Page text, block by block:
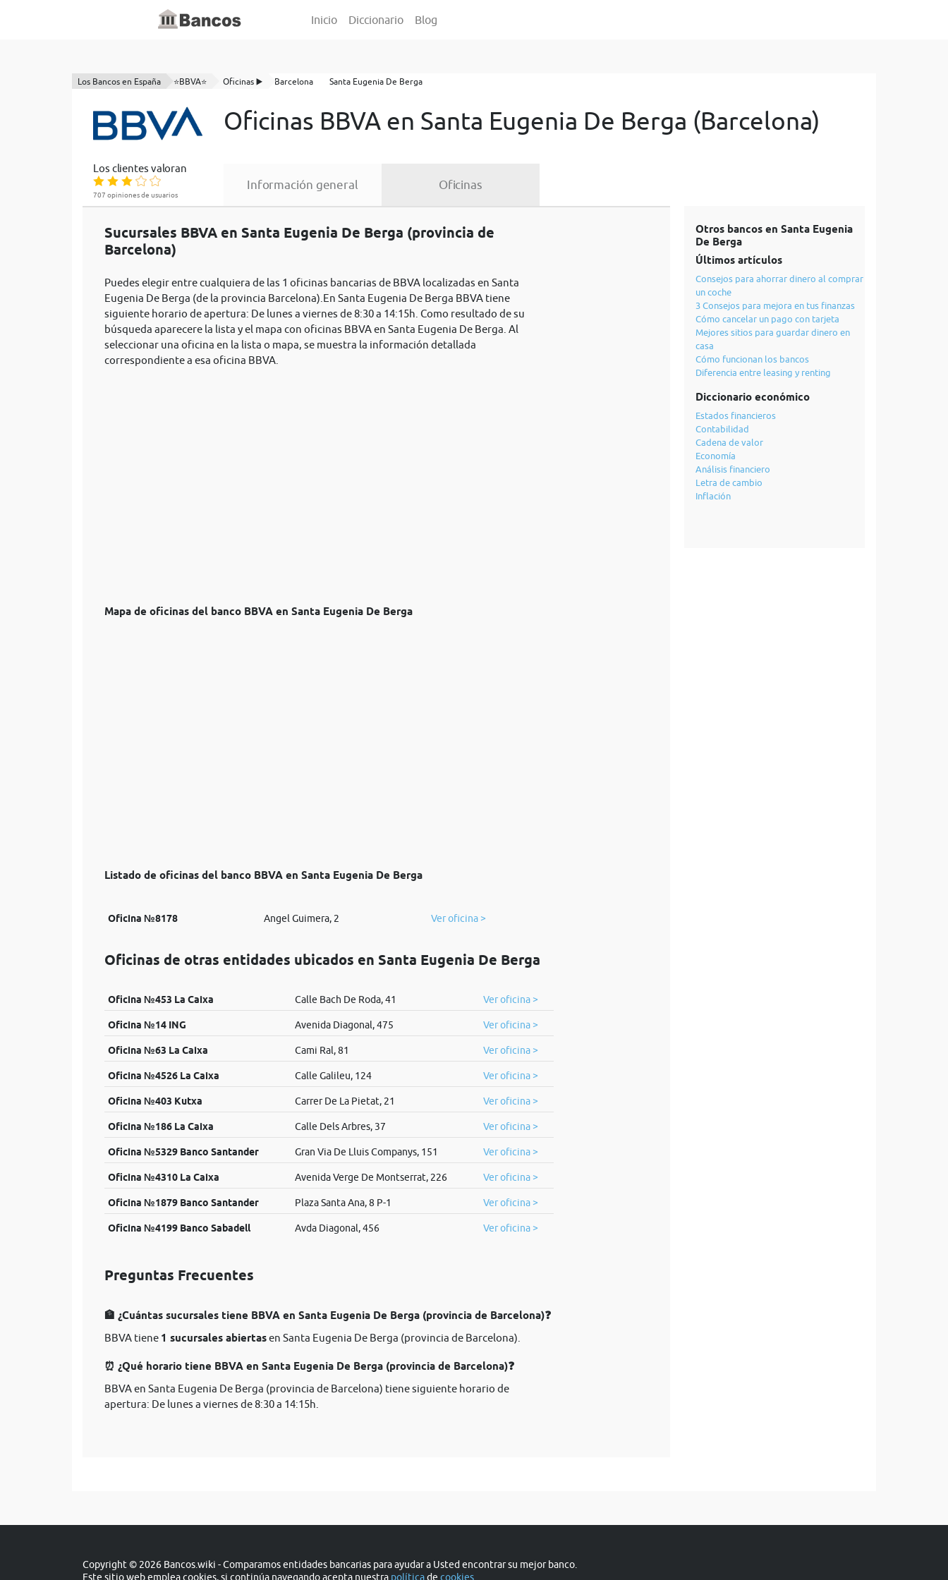
Inicio Diccionario Blog
Los Bancos en España ⭐BBVA⭐ Oficinas ▶️ Barcelona Santa Eugenia De Berga
Oficinas BBVA en Santa Eugenia De Berga (Barcelona)
Los clientes valoran
707 opiniones de usuarios
Información general Oficinas
Sucursales BBVA en Santa Eugenia De Berga (provincia de
Barcelona)
Puedes elegir entre cualquiera de las 1 oficinas bancarias de BBVA localizadas en Santa
Eugenia De Berga (de la provincia Barcelona).En Santa Eugenia De Berga BBVA tiene
siguiente horario de apertura: De lunes a viernes de 8:30 a 14:15h. Como resultado de su
búsqueda aparecere la lista y el mapa con oficinas BBVA en Santa Eugenia De Berga. Al
seleccionar una oficina en la lista o mapa, se muestra la información detallada
correspondiente a esa oficina BBVA.
Mapa de oficinas del banco BBVA en Santa Eugenia De Berga
Listado de oficinas del banco BBVA en Santa Eugenia De Berga
Oficina №8178 Angel Guimera, 2 Ver oficina >
Oficinas de otras entidades ubicados en Santa Eugenia De Berga
Oficina №453 La Caixa Calle Bach De Roda, 41 Ver oficina >
Oficina №14 ING Avenida Diagonal, 475 Ver oficina >
Oficina №63 La Caixa Cami Ral, 81 Ver oficina >
Oficina №4526 La Caixa Calle Galileu, 124 Ver oficina >
Oficina №403 Kutxa Carrer De La Pietat, 21 Ver oficina >
Oficina №186 La Caixa Calle Dels Arbres, 37 Ver oficina >
Oficina №5329 Banco Santander Gran Via De Lluis Companys, 151 Ver oficina >
Oficina №4310 La Caixa Avenida Verge De Montserrat, 226 Ver oficina >
Oficina №1879 Banco Santander Plaza Santa Ana, 8 P-1 Ver oficina >
Oficina №4199 Banco Sabadell Avda Diagonal, 456 Ver oficina >
Preguntas Frecuentes
🏦 ¿Cuántas sucursales tiene BBVA en Santa Eugenia De Berga (provincia de Barcelona)❓
BBVA tiene 1 sucursales abiertasen Santa Eugenia De Berga (provincia de Barcelona).
⏰ ¿Qué horario tiene BBVA en Santa Eugenia De Berga (provincia de Barcelona)❓
BBVA en Santa Eugenia De Berga (provincia de Barcelona) tiene siguiente horario de
apertura: De lunes a viernes de 8:30 a 14:15h.
Otros bancos en Santa Eugenia
De Berga
Últimos artículos
Consejos para ahorrar dinero al comprar
un coche
3 Consejos para mejora en tus finanzas
Cómo cancelar un pago con tarjeta
Mejores sitios para guardar dinero en
casa
Cómo funcionan los bancos
Diferencia entre leasing y renting
Diccionario económico
Estados financieros
Contabilidad
Cadena de valor
Economía
Análisis financiero
Letra de cambio
Inflación
Copyright © 2026 Bancos.wiki - Comparamos entidades bancarias para ayudar a Usted encontrar su mejor banco.
Este sitio web emplea cookies, si continúa navegando acepta nuestra políticade cookies